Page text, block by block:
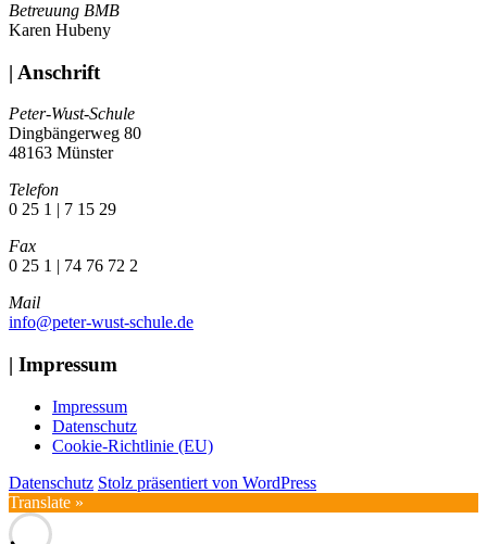
Betreuung BMB
Karen Hubeny
| Anschrift
Peter-Wust-Schule
Dingbängerweg 80
48163 Münster
Telefon
0 25 1 | 7 15 29
Fax
0 25 1 | 74 76 72 2
Mail
info@peter-wust-schule.de
| Impressum
Impressum
Datenschutz
Cookie-Richtlinie (EU)
Datenschutz Stolz präsentiert von WordPress
Translate »